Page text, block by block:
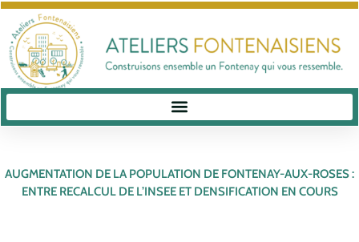
AUGMENTATION DE LA POPULATION DE FONTENAY-AUX-ROSES :
ENTRE RECALCUL DE L’INSEE ET DENSIFICATION EN COURS